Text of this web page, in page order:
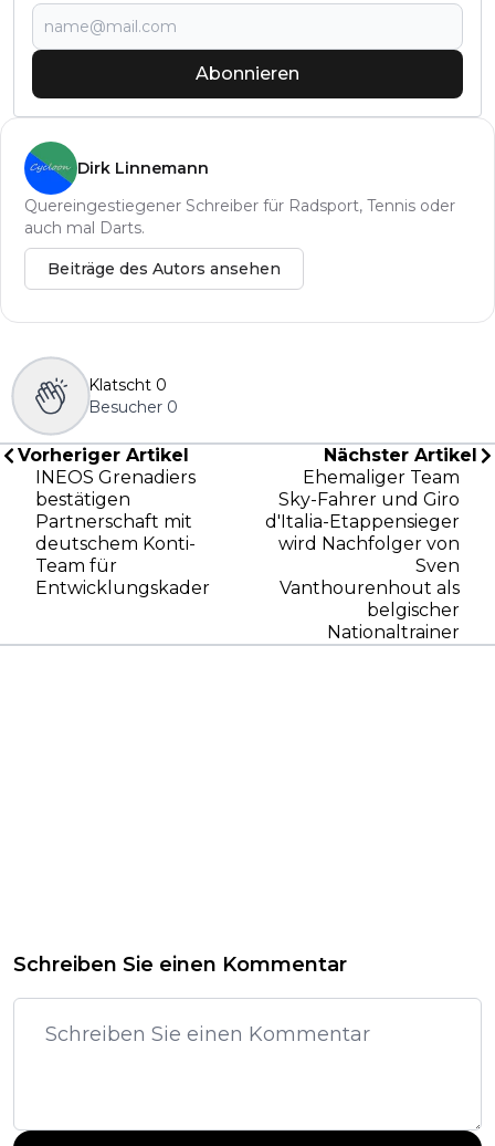
Abonnieren
Dirk Linnemann
Quereingestiegener Schreiber für Radsport, Tennis oder
auch mal Darts.
Beiträge des Autors ansehen
Klatscht 0
Besucher 0
Vorheriger Artikel
INEOS Grenadiers
bestätigen
Partnerschaft mit
deutschem Konti-
Team für
Entwicklungskader
Nächster Artikel
Ehemaliger Team
Sky-Fahrer und Giro
d'Italia-Etappensieger
wird Nachfolger von
Sven
Vanthourenhout als
belgischer
Nationaltrainer
Schreiben Sie einen Kommentar